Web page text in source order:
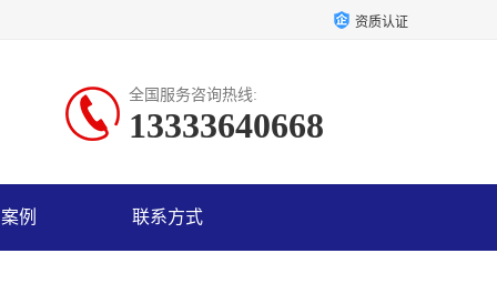
资质认证
全国服务咨询热线:
13333640668
例 联系方式